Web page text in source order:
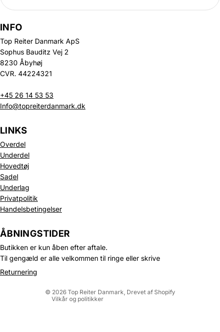
INFO
Top Reiter Danmark ApS
Sophus Bauditz Vej 2
8230 Åbyhøj
CVR. 44224321
+45 26 14 53 53
Info@topreiterdanmark.dk
LINKS
Overdel
Underdel
Hovedtøj
Sadel
Underlag
Privatpolitik
Handelsbetingelser
ÅBNINGSTIDER
Butikken er kun åben efter aftale.
Til gengæld er alle velkommen til ringe eller skrive
Returnering
© 2026 Top Reiter Danmark, Drevet af Shopify
Vilkår og politikker
Politik om beskyttelse af persondata
Refusionspolitik
Kontaktinformation
Servicevilkår